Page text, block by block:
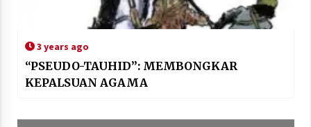
3 years ago
“PSEUDO-TAUHID”: MEMBONGKAR
KEPALSUAN AGAMA